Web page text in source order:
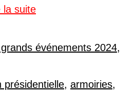
la suite
événements 2024,
présidentielle, armoiries,